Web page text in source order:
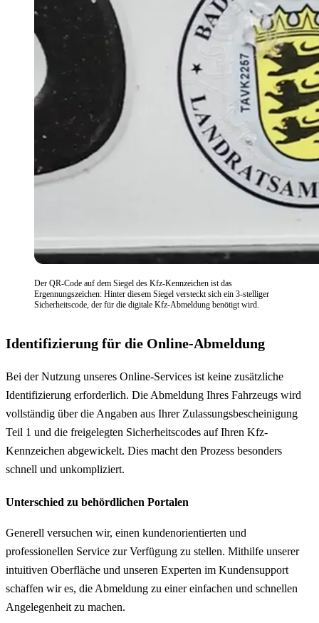
Der QR-Code auf dem Siegel des Kfz-Kennzeichen ist das
Ergennungszeichen: Hinter diesem Siegel versteckt sich ein 3-stelliger
Sicherheitscode, der für die digitale Kfz-Abmeldung benötigt wird.
Identifizierung für die Online-Abmeldung
Bei der Nutzung unseres Online-Services ist keine zusätzliche
Identifizierung erforderlich. Die Abmeldung Ihres Fahrzeugs wird
vollständig über die Angaben aus Ihrer Zulassungsbescheinigung
Teil 1 und die freigelegten Sicherheitscodes auf Ihren Kfz-
Kennzeichen abgewickelt. Dies macht den Prozess besonders
schnell und unkompliziert.
Unterschied zu behördlichen Portalen
Generell versuchen wir, einen kundenorientierten und
professionellen Service zur Verfügung zu stellen. Mithilfe unserer
intuitiven Oberfläche und unseren Experten im Kundensupport
schaffen wir es, die Abmeldung zu einer einfachen und schnellen
Angelegenheit zu machen.